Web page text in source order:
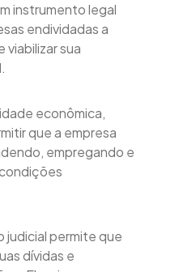
instrumento legal
endividadas a
viabilizar sua
econômica,
que a empresa
empregando e
judicial permite que
dívidas e